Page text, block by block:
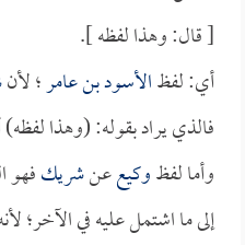
[ قال: وهذا لفظه ].
أي: لفظالأسود بن عامر؛ لأن
فالذي يراد بقوله: (وهذا
وأما لفظوكيععنشريكفهو
إلى ما اشتمل عليه في الآخر؛